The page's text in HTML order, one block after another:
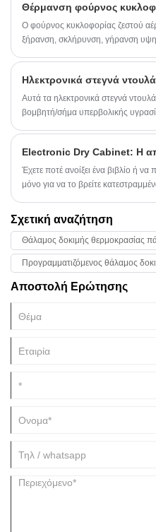
Ο φούρνος κυκλοφορίας ζεστού
ξήρανση, σκλήρυνση, γήρανση
πληροί τον ακριβή έλεγχο
μέγιστο έως 300, με καλή
Αυτά τα ηλεκτρονικά στεγνά
βομβητή/σήμα υπερβολικής
Έχετε ποτέ ανοίξει ένα βιβλίο ή
μόνο για να το βρείτε
ηλεκτρονικά είδη ή πολύτιμες
Έχοντας κατά νου αυτό το
ντουλάπι εφευρέθηκε για να
της υγρασίας.
Σχετική αναζήτηση
Θάλαμος δοκιμής θερμοκρασίας
Προγραμματιζόμενος θάλαμος
Αποστολή Ερώτησης